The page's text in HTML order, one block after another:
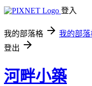
登入
我的部落格 我的部
登出
河畔小築